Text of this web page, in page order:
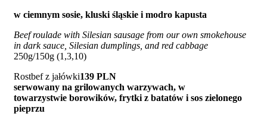
w ciemnym sosie, kluski śląskie i modro kapusta
Beef roulade with Silesian sausage from our own smokehouse
in dark sauce, Silesian dumplings, and red cabbage
250g/150g (1,3,10)
Rostbef z jałówki139 PLN
serwowany na grilowanych warzywach, w
towarzystwie borowików, frytki z batatów i sos zielonego
pieprzu